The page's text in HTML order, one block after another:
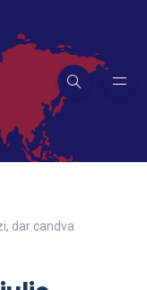
dar candva